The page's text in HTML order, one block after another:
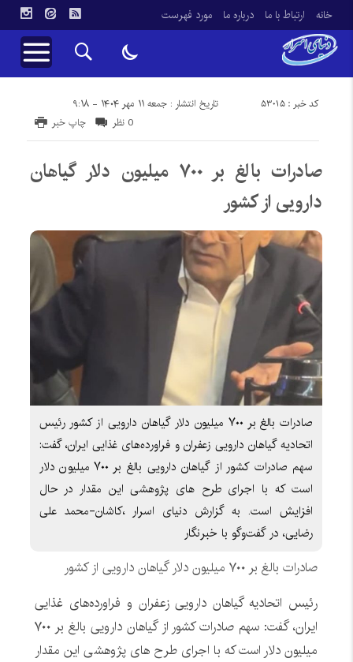
خانه ارتباط با ما درباره ما مورد فهرست
تاریخ انتشار : جمعه ۱۱ مهر ۱۴۰۴ - ۹:۱۸ کد خبر : 53015
چاپ خبر 0 نظر
صادرات بالغ بر ۷۰۰ میلیون دلار گیاهان
دارویی از کشور
صادرات بالغ بر ۷۰۰ میلیون دلار گیاهان دارویی از کشور رئیس
اتحادیه گیاهان دارویی زعفران و فراورده‌های غذایی ایران، گفت:
سهم صادرات کشور از گیاهان دارویی بالغ بر ۷۰۰ میلیون دلار
است که با اجرای طرح های پژوهشی این مقدار در حال
افزایش است. به گزارش دنیای اسرار ،کاشان-محمد علی
رضایی، در گفت‌وگو با خبرنگار
صادرات بالغ بر ۷۰۰ میلیون دلار گیاهان دارویی از کشور
رئیس اتحادیه گیاهان دارویی زعفران و فراورده‌های غذایی
ایران، گفت: سهم صادرات کشور از گیاهان دارویی بالغ بر ۷۰۰
میلیون دلار است که با اجرای طرح های پژوهشی این مقدار